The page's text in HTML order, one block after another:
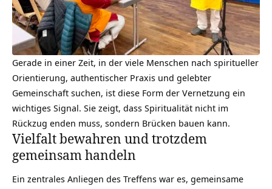
Gerade in einer Zeit, in der viele Menschen nach spiritueller
Orientierung, authentischer Praxis und gelebter
Gemeinschaft suchen, ist diese Form der Vernetzung ein
wichtiges Signal. Sie zeigt, dass Spiritualität nicht im
Rückzug enden muss, sondern Brücken bauen kann.
Vielfalt bewahren und trotzdem
gemeinsam handeln
Ein zentrales Anliegen des Treffens war es, gemeinsame